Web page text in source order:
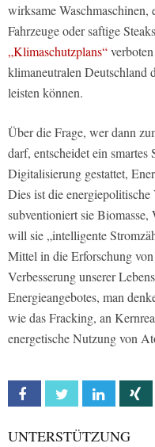
wirksame
Fahrzeuge oder saftige
„Klimaschutzplans“
klimaneutralen Deutschland
leisten können.
Über die Frage, wer dann
darf, entscheidet ein
Digitalisierung gestattet,
Dies ist die
subventioniert sie
will sie „intelligente
Mittel in die Erforschung
Verbesserung unserer
Energieangebotes, man
wie das Fracking, an
energetische Nutzung von
Facebook Twitter Linkedin
UNTERSTÜTZUNG